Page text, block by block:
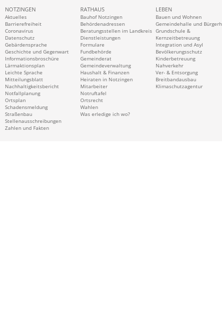
NOTZINGEN
Aktuelles
Barrierefreiheit
Coronavirus
Datenschutz
Gebärdensprache
Geschichte und Gegenwart
Informationsbroschüre
Lärmaktionsplan
Leichte Sprache
Mitteilungsblatt
Nachhaltigkeitsbericht
Notfallplanung
Ortsplan
Schadensmeldung
Straßenbau
Stellenausschreibungen
Zahlen und Fakten
RATHAUS
Bauhof Notzingen
Behördenadressen
Beratungsstellen im Landkreis
Dienstleistungen
Formulare
Fundbehörde
Gemeinderat
Gemeindeverwaltung
Haushalt & Finanzen
Heiraten in Notzingen
Mitarbeiter
Notruftafel
Ortsrecht
Wahlen
Was erledige ich wo?
LEBEN
Bauen und Wohnen
Gemeindehalle und
Grundschule &
Kernzeitbetreuung
Integration und Asyl
Bevölkerungsschutz
Kinderbetreuung
Nahverkehr
Ver- & Entsorgung
Breitbandausbau
Klimaschutzagentur